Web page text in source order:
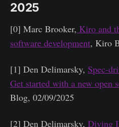
2025
[0] Marc Brooker, Kiro and
software development, Kiro
[1] Den Delimarsky, Spec-
Get started with a new open
Blog, 02/09/2025
[2] Den Delimarsky, Diving